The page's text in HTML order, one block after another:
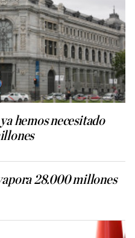
hemos necesitado
28.000 millones